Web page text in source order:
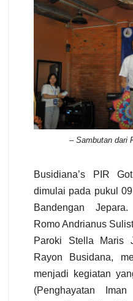
– Sambutan dari
Busidiana’s PIR
dimulai pada pukul
Bandengan
Romo Andrianus
Paroki Stella Maris
Rayon Busidana,
menjadi kegiatan
(Penghayatan Iman